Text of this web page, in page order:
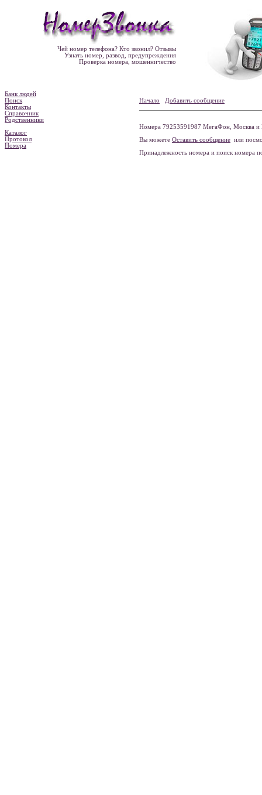
Чей номер телефона? Кто звонил? Отзывы
Узнать номер, развод, предупреждения
Проверка номера, мошенничество
Банк людей
Поиск
Контакты
Справочник
Родственники
Каталог
Протокол
Номера
Начало Добавить сообщение
Номера 79253591987 МегаФон, Москва и
Вы можете Оставить сообщение или
Принадлежность номера и поиск номера